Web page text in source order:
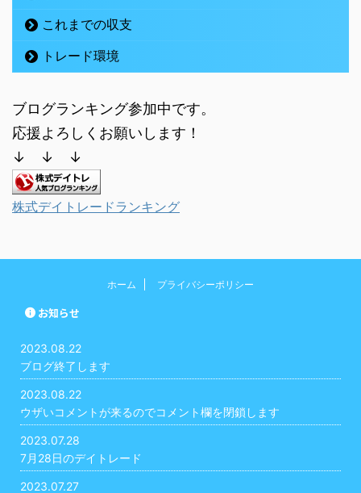
これまでの収支
トレード環境
ブログランキング参加中です。
応援よろしくお願いします！
↓ ↓ ↓
株式デイトレードランキング
ホーム プライバシーポリシー
お知らせ
2023.08.22
ブログ終了します
2023.08.22
ウザいコメントが来るのでコメント欄を閉鎖します
2023.07.28
7月28日のデイトレード
2023.07.27